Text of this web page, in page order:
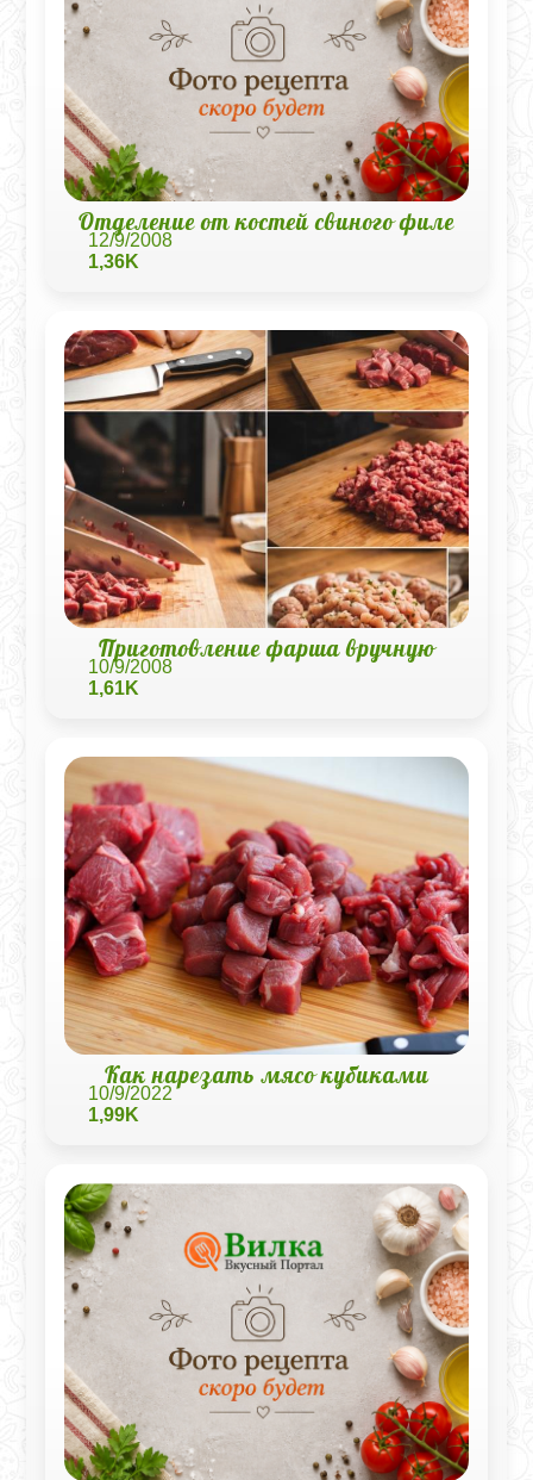
Отделение от костей свиного филе
12/9/2008
1,36K
Приготовление фарша вручную
10/9/2008
1,61K
Как нарезать мясо кубиками
10/9/2022
1,99K